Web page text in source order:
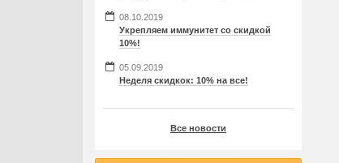
08.10.2019
Укрепляем иммунитет со скидкой
10%!
05.09.2019
Неделя скидкок: 10% на все!
Все новости